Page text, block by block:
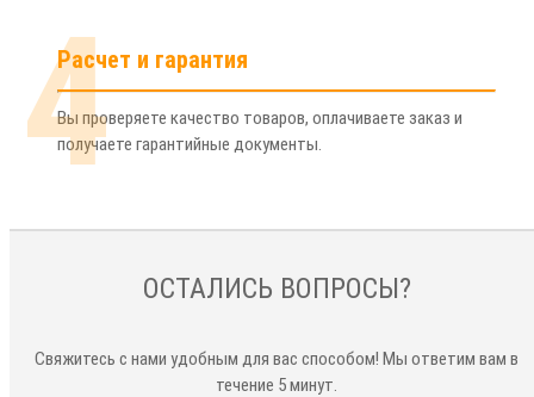
4
Расчет и гарантия
Вы проверяете качество товаров, оплачиваете заказ и
получаете гарантийные документы.
ОСТАЛИСЬ ВОПРОСЫ?
Свяжитесь с нами удобным для вас способом! Мы ответим вам в
течение 5 минут.